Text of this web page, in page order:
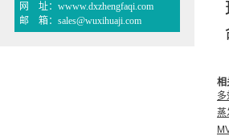
网 址：wwww.dxzhengfaqi.com
邮 箱：sales@wuxihuaji.com
相
蒸